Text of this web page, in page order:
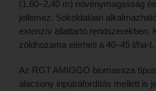
(1,60–2,40 m) növénymagasság
jellemez. Sokoldalúan
extenzív állattartó rendszerekben.
zöldhozama elérheti a 40–45 t/ha-t.
Az RGT AMIGGO biomassza
alacsony inputráfordítás mellett is